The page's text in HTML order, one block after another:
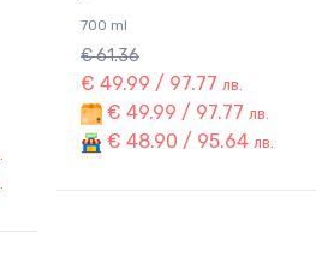
700 ml
€ 61.36
€ 49.99 / 97.77 лв.
€ 49.99 / 97.77 лв.
€ 48.90 / 95.64 лв.